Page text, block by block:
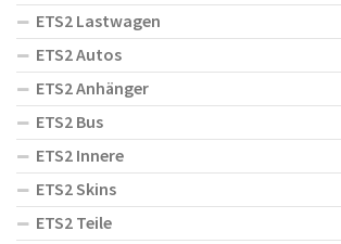
ETS2 Lastwagen
ETS2 Autos
ETS2 Anhänger
ETS2 Bus
ETS2 Innere
ETS2 Skins
ETS2 Teile